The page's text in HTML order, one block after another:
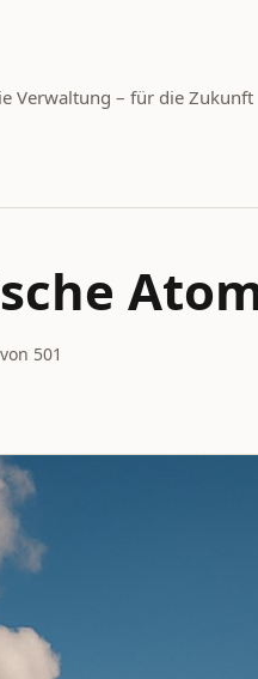
Verwaltung – für die Zukunft
501